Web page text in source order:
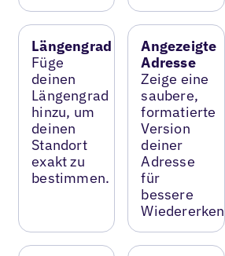
Längengrad
Füge
deinen
Längengrad
hinzu, um
deinen
Standort
exakt zu
bestimmen.
Angezeigte
Adresse
Zeige eine
saubere,
formatierte
Version
deiner
Adresse
für
bessere